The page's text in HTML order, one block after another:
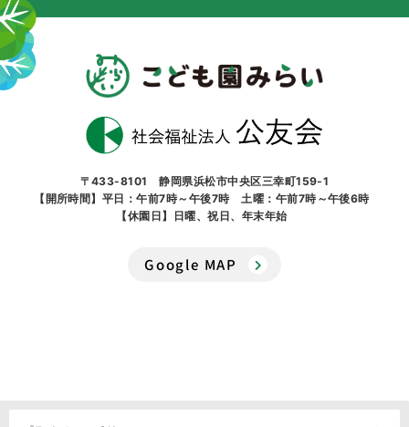
〒433-8101 静岡県浜松市中央区三幸町159-1
【開所時間】平日：午前7時～午後7時 土曜：午前7時～午後6時
【休園日】日曜、祝日、年末年始
Google MAP